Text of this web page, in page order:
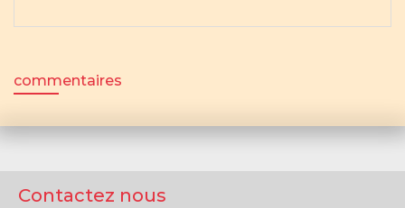
commentaires
Contactez nous